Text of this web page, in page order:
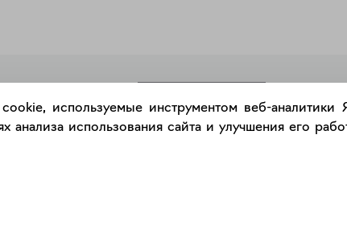
используемые инструментом веб-аналитики
использования сайта и улучшения его